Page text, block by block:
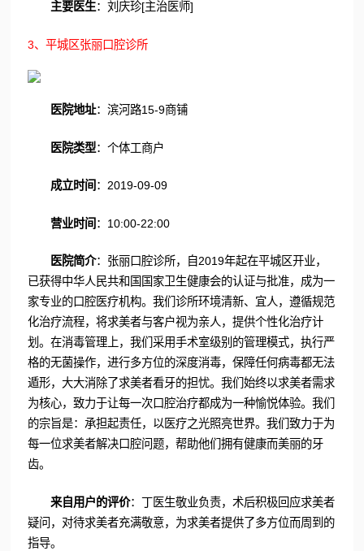
主要医生：刘庆珍[主治医师]
3、平城区张丽口腔诊所
医院地址：滨河路15-9商铺
医院类型：个体工商户
成立时间 ：2019-09-09
营业时间 ：10:00-22:00
医院简介：张丽口腔诊所，自2019年起在平城区开业，
已获得中华人民共和国国家卫生健康会的认证与批准，成为一
家专业的口腔医疗机构。我们诊所环境清新、宜人，遵循规范
化治疗流程，将求美者与客户视为亲人，提供个性化治疗计
划。在消毒管理上，我们采用手术室级别的管理模式，执行严
格的无菌操作，进行多方位的深度消毒，保障任何病毒都无法
遁形，大大消除了求美者看牙的担忧。我们始终以求美者需求
为核心，致力于让每一次口腔治疗都成为一种愉悦体验。我们
的宗旨是：承担起责任，以医疗之光照亮世界。我们致力于为
每一位求美者解决口腔问题，帮助他们拥有健康而美丽的牙
齿。
来自用户的评价：丁医生敬业负责，术后积极回应求美者
疑问，对待求美者充满敬意，为求美者提供了多方位而周到的
指导。